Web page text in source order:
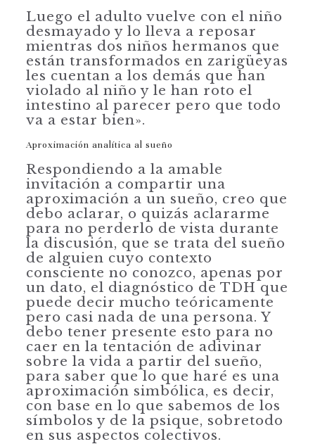
Luego el adulto vuelve con el niño
desmayado y lo lleva a reposar
mientras dos niños hermanos que
están transformados en zarigüeyas
les cuentan a los demás que han
violado al niño y le han roto el
intestino al parecer pero que todo
va a estar bien».
Aproximación analítica al sueño
Respondiendo a la amable
invitación a compartir una
aproximación a un sueño, creo que
debo aclarar, o quizás aclararme
para no perderlo de vista durante
la discusión, que se trata del sueño
de alguien cuyo contexto
consciente no conozco, apenas por
un dato, el diagnóstico de TDH que
puede decir mucho teóricamente
pero casi nada de una persona. Y
debo tener presente esto para no
caer en la tentación de adivinar
sobre la vida a partir del sueño,
para saber que lo que haré es una
aproximación simbólica, es decir,
con base en lo que sabemos de los
símbolos y de la psique, sobretodo
en sus aspectos colectivos.